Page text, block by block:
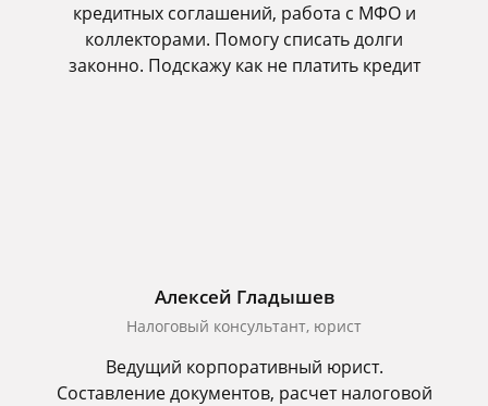
кредитных соглашений, работа с МФО и
коллекторами. Помогу списать долги
законно. Подскажу как не платить кредит
Алексей Гладышев
Налоговый консультант, юрист
Ведущий корпоративный юрист.
Составление документов, расчет налоговой